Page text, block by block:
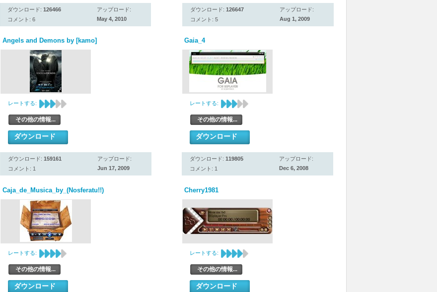
ダウンロード: 126466
コメント: 6
アップロード:
May 4, 2010
ダウンロード: 126647
コメント: 5
アップロード:
Aug 1, 2009
Angels and Demons by [kamo]
レートする:
その他の情報...
ダウンロード
ダウンロード: 159161
コメント: 1
アップロード:
Jun 17, 2009
Gaia_4
レートする:
その他の情報...
ダウンロード
ダウンロード: 119805
コメント: 1
アップロード:
Dec 6, 2008
Caja_de_Musica_by_(Nosferatu!!)
レートする:
その他の情報...
ダウンロード
Cherry1981
レートする:
その他の情報...
ダウンロード